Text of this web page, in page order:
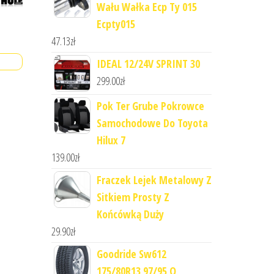
Wału Wałka Ecp Ty 015
Ecpty015
47.13zł
IDEAL 12/24V SPRINT 30
299.00zł
Pok Ter Grube Pokrowce
Samochodowe Do Toyota
Hilux 7
139.00zł
Fraczek Lejek Metalowy Z
Sitkiem Prosty Z
Końcówką Duży
29.90zł
Goodride Sw612